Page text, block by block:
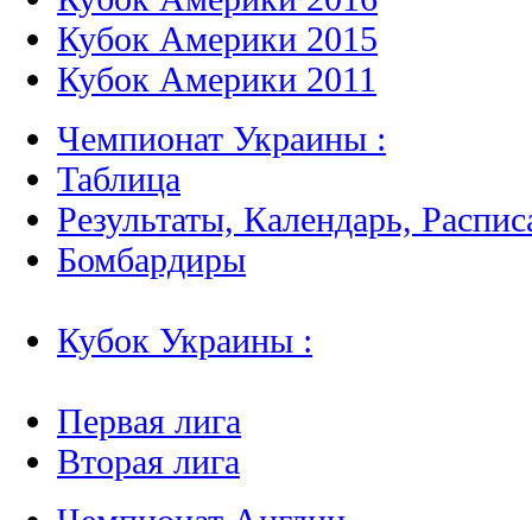
Кубок Америки 2015
Кубок Америки 2011
Чемпионат Украины :
Таблица
Результаты, Календарь,
Бомбардиры
Кубок Украины :
Первая лига
Вторая лига